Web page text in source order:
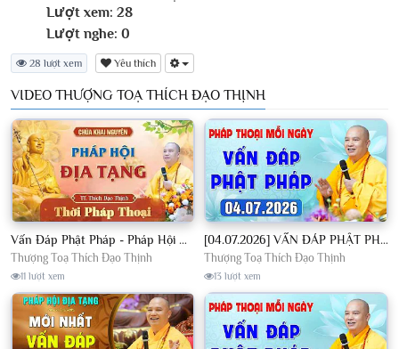
Lượt xem: 28
Lượt nghe: 0
28 lượt xem Yêu thích
VIDEO THƯỢNG TOẠ THÍCH ĐẠO THỊNH
Vấn Đáp Phật Pháp - Pháp Hội Địa Tạng Ngày 01/08/2026│TT. Thích Đạo Thịnh
Thượng Toạ Thích Đạo Thịnh
11 lượt xem
[04.07.2026] VẤN ĐÁP PHẬT PHÁP - Nghe Thầy giảng Pháp mỗi ngày CÔNG ĐỨC VÔ LƯỢNG│TT. Thích Đạo Thịnh
Thượng Toạ Thích Đạo Thịnh
13 lượt xem